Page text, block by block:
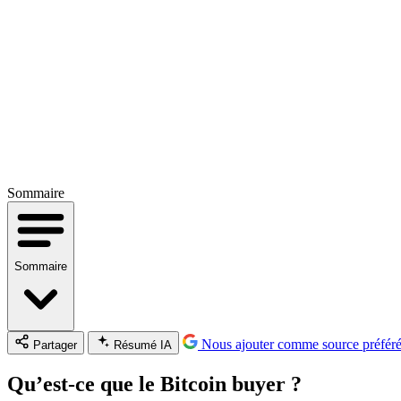
Sommaire
Sommaire
Partager Résumé IA Nous ajouter comme source
Qu’est-ce que le Bitcoin buyer ?